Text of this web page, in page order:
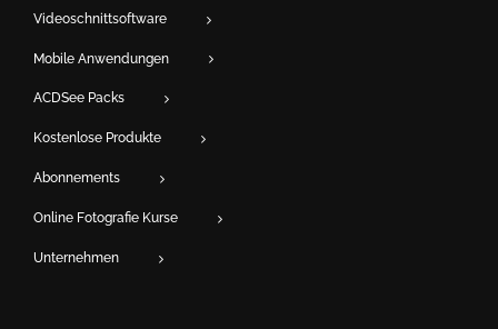
Videoschnittsoftware
Mobile Anwendungen
ACDSee Packs
Kostenlose Produkte
Abonnements
Online Fotografie Kurse
Unternehmen